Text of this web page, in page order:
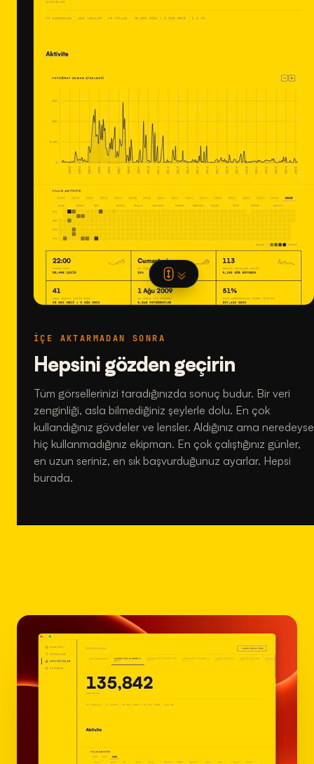
İÇE AKTARMADAN SONRA
Hepsini gözden geçirin
Tüm görsellerinizi taradığınızda sonuç budur. Bir veri
zenginliği, asla bilmediğiniz şeylerle dolu. En çok
kullandığınız gövdeler ve lensler. Aldığınız ama neredeyse
hiç kullanmadığınız ekipman. En çok çalıştığınız günler,
en uzun seriniz, en sık başvurduğunuz ayarlar. Hepsi
burada.